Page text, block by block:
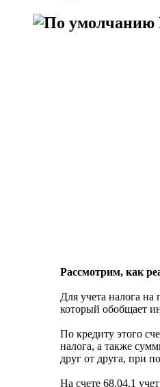
Рассмотрим, как
Для учета налога
который обобщает
По кредиту этого
налога, а также
друг от друга, при
На счете 68.04.1